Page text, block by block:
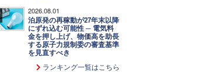
2026.08.01
泊原発の再稼動が27年末以降
にずれ込む可能性 ─ 電気料
金を押し上げ、物価高を助長
する原子力規制委の審査基準
を見直すべき
ランキング一覧はこちら